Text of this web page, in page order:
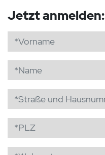
Jetzt anmelden: